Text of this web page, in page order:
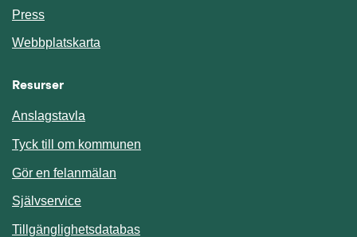
Press
Webbplatskarta
Resurser
Anslagstavla
Tyck till om kommunen
Gör en felanmälan
SjälvserviceLänk till annan webbplats.
TillgänglighetsdatabasLänk till annan webbplats.